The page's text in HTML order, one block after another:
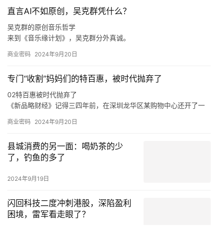
直言AI不如原创，吴克群凭什么？
吴克群的原创音乐哲学
来到《音乐缘计划》，吴克群分外真诚。
是源自于他与原创音乐人之间的惺惺相惜。
目的嘉宾，他也是作为一名原创音乐人出现在舞台上，让一切热爱
与纯粹都具象化。
于是，面对当下音乐生态的顽疾，新生代音乐人的困境，吴克群会
商业密码 2024年9月20日
专门“收割”妈妈们的特百惠，被时代抛弃了
02特百惠被时代抛弃了
《新品略财经》记得三四年前，在深圳龙华区某购物中心还开了一
卖得还不错。
的产物，这与消费环境、消费需求、市场竞争，乃至是与特百惠的
传统商业模式等各方面密切相关。
在特百惠诞生的年代，家庭有着食物保鲜难的痛点，特别是在冰箱
商业密码 2024年9月20日
县城消费的另一面：喝奶茶的少
了，钓鱼的多了
2024年9月19日
闪回科技二度冲刺港股，深陷盈利
困境，雷军看走眼了？